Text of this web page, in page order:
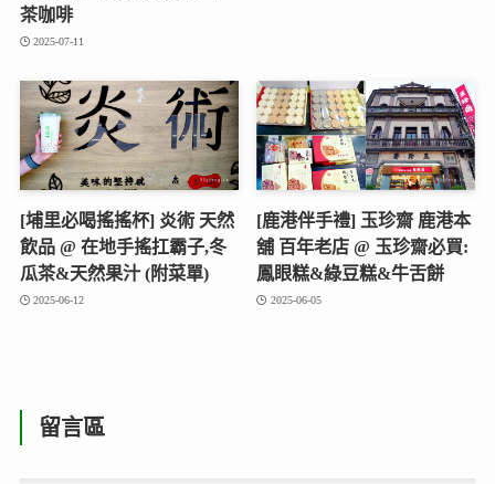
茶咖啡
2025-07-11
[埔里必喝搖搖杯] 炎術 天然
飲品 @ 在地手搖扛霸子,冬
瓜茶&天然果汁 (附菜單)
2025-06-12
[鹿港伴手禮] 玉珍齋 鹿港本
舖 百年老店 @ 玉珍齋必買:
鳳眼糕&綠豆糕&牛舌餅
2025-06-05
留言區